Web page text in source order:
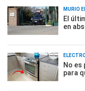
MURIÓ
El
en
No es
para